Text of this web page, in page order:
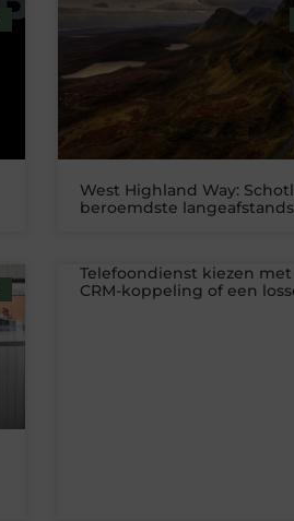
West Highland Way:
beroemdste
Telefoondienst kiezen
CRM-koppeling of een